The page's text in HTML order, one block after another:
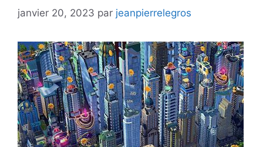
janvier 20, 2023 par jeanpierrelegros